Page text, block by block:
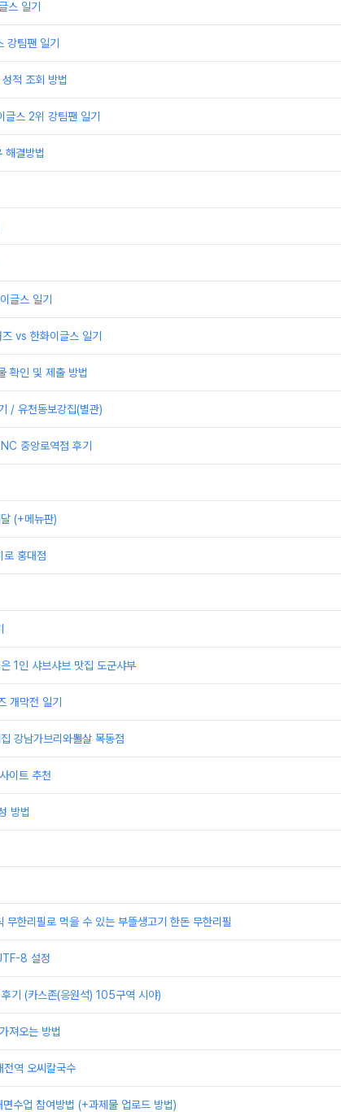
스 일기
팀팬 일기
적 조회 방법
스 2위 강팀팬 일기
해결방법
글스 일기
vs 한화이글스 일기
확인 및 제출 방법
/ 유천동보강집(별관)
중앙로역점 후기
(+메뉴판)
로 홍대점
1인 샤브샤브 맛집 도군샤부
개막전 일기
강남가브리와뽈살 목동점
이트 추천
방법
무한리필로 먹을 수 있는 부뜰생고기 한돈 무한리필
8 설정
기 (카스존(응원석) 105구역 시야)
져오는 방법
역 오씨칼국수
수업 참여방법 (+과제물 업로드 방법)